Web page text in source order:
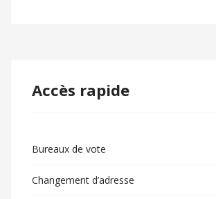
Accès rapide
Bureaux de vote
Changement d’adresse